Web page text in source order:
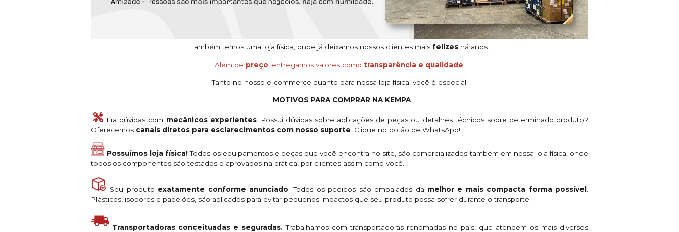
Também temos uma loja física, onde já deixamos nossos clientes mais felizeshá anos.
Além de preço, entregamos valores como transparência e qualidade.
Tanto no nosso e-commerce quanto para nossa loja física, você é especial.
MOTIVOS PARA COMPRAR NA KEMPA
Tira dúvidas com mecânicos experientes: Possui dúvidas sobre aplicações de peças ou detalhes técnicos sobre determinado produto?
Oferecemos canais diretos para esclarecimentos com nosso suporte. Clique no botão de WhatsApp!
Possuímos loja física!Todos os equipamentos e peças que você encontra no site, são comercializados também em nossa loja física, onde
todos os componentes são testados e aprovados na prática, por clientes assim como você.
Seu produto exatamente conforme anunciado. Todos os pedidos são embalados da melhor e mais compacta forma possível .
Plásticos, isopores e papelões, são aplicados para evitar pequenos impactos que seu produto possa sofrer durante o transporte.
Transportadoras conceituadas e seguradas. Trabalhamos com transportadoras renomadas no país, que atendem os mais diversos